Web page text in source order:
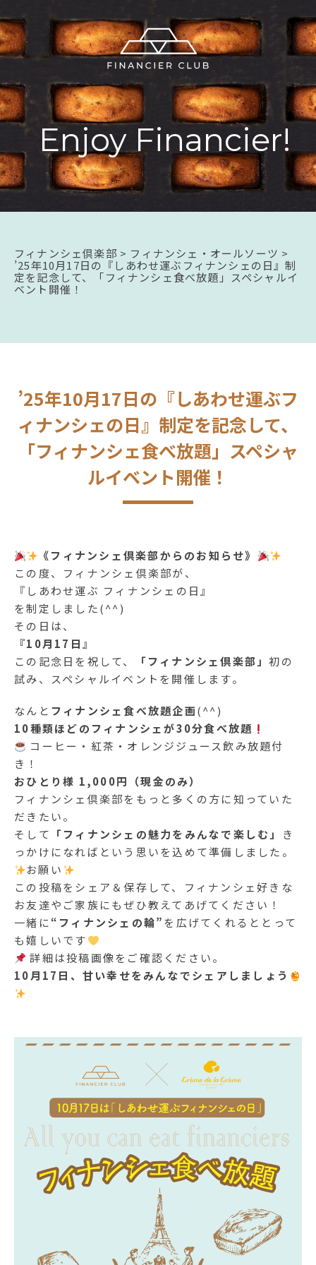
Enjoy Financier!
フィナンシェ倶楽部 > フィナンシェ・オールソーツ >
’25年10月17日の『しあわせ運ぶフィナンシェの日』制
定を記念して、「フィナンシェ食べ放題」スペシャルイ
ベント開催！
’25年10月17日の『しあわせ運ぶフ
ィナンシェの日』制定を記念して、
「フィナンシェ食べ放題」スペシャ
ルイベント開催！
《フィナンシェ倶楽部からのお知らせ》
この度、フィナンシェ倶楽部が、
『しあわせ運ぶ フィナンシェの日』
を制定しました(^^)
その日は、
『10月17日』
この記念日を祝して、
「フィナンシェ倶楽部」初の
試み、スペシャルイベントを開催します。
なんと フィナンシェ食べ放題企画(^^)
10種類ほどのフィナンシェが30分食べ放題
コーヒー・紅茶・オレンジジュース飲み放題付
き！
おひとり様 1,000円（現金のみ）
フィナンシェ倶楽部をもっと多くの方に知っていた
だきたい。
そして 「フィナンシェの魅力をみんなで楽しむ」
き
っかけになればという思いを込めて準備しました。
お願い
この投稿をシェア＆保存して、フィナンシェ好きな
お友達やご家族にもぜひ教えてあげてください！
一緒に“フィナンシェの輪”を広げてくれるととって
も嬉しいです
詳細は投稿画像をご確認ください。
10月17日、甘い幸せをみんなでシェアしましょう